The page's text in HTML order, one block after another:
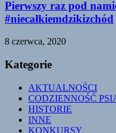
Pierwszy raz pod
#niecałkiemdzikizchód
8 czerwca, 2020
Kategorie
AKTUALNOŚCI
CODZIENNOŚĆ
HISTORIE
INNE
KONKURSY